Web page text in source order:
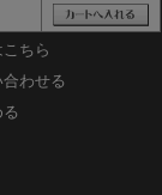
ちら
わせる